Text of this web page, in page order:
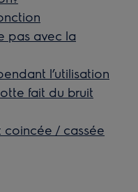
pas avec la
l’utilisation
fait du bruit
/ cassée